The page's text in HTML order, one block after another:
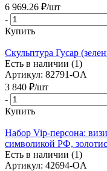
6 969.26 ₽/шт
-
Купить
Скульптура Гусар
Есть в наличии (1)
Артикул: 82791-OA
3 840 ₽/шт
-
Купить
Набор Vip-персона:
символикой РФ,
Есть в наличии (1)
Артикул: 42694-OA